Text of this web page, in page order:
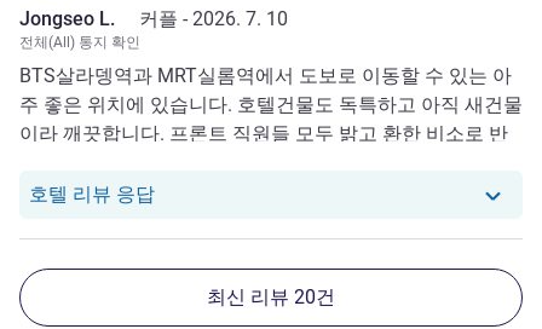
Jongseo L. 커플 - 2026. 7. 10
전체(All) 통지 확인
BTS살라뎅역과 MRT실롬역에서 도보로 이동할 수 있는 아
주 좋은 위치에 있습니다. 호텔건물도 독특하고 아직 새건물
이라 깨끗합니다. 프론트 직원들 모두 밝고 환한 비소로 반
호텔 중앙의 공간을 서로의 창문으로 보게 되어 있어 커튼을
한 끝에 조치되었습니다. 전반적으로 만족스러운 호텔입니
다.
호텔 리뷰 응답당 호텔에서는 Jongseo L.로부터의 리뷰에
최신 리뷰 20건